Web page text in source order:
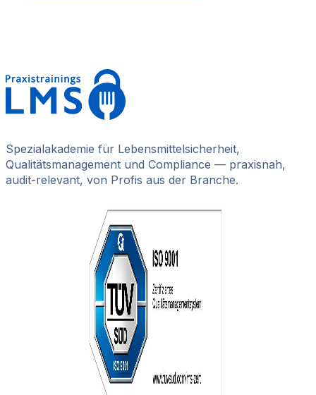
Spezialakademie für Lebensmittelsicherheit,
Qualitätsmanagement und Compliance — praxisnah,
audit-relevant, von Profis aus der Branche.